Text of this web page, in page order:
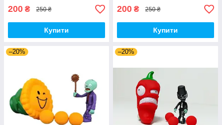
200 ₴ 250 ₴
Купити
200 ₴ 250 ₴
Купити
–20% –20%